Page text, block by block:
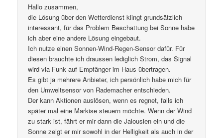
Hallo zusammen,
die Lösung über den Wetterdienst klingt grundsätzlich
interessant, für das Problem Beschattung bei Sonne habe
ich aber eine andere Lösung eingebaut.
Ich nutze einen Sonnen-Wind-Regen-Sensor dafür. Für
diesen brauchte ich draussen lediglich Strom, das Signal
wird via Funk auf Empfänger im Haus übertragen.
Es gibt ja mehrere Anbieter, ich persönlich habe mich für
den Umweltsensor von Rademacher entschieden.
Der kann Aktionen auslösen, wenn es regnet, falls ich
später mal eine Markise steuern möchte. Wenn der Wind
zu stark ist, fährt er mir dann die Jalousien ein und die
Sonne zeigt er mir sowohl in der Helligkeit als auch in der